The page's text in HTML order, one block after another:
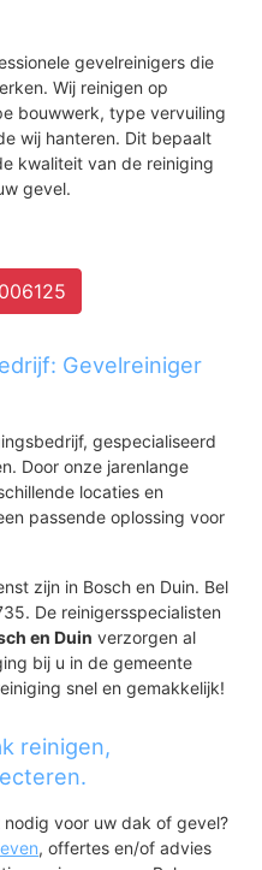
gevelreinigers die
Wij reinigen op
bouwwerk, type vervuiling
wij hanteren. Dit bepaalt
kwaliteit van de reiniging
gevel.
Gevelreiniger
gespecialiseerd
Door onze jarenlange
locaties en
passende oplossing voor
zijn in Bosch en Duin. Bel
De reinigersspecialisten
en Duin verzorgen al
bij u in de gemeente
snel en gemakkelijk!
reinigen,
voor uw dak of gevel?
, offertes en/of advies